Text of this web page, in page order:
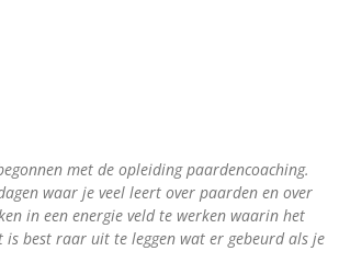
met de opleiding paardencoaching.
waar je veel leert over paarden en over
in een energie veld te werken waarin het
is best raar uit te leggen wat er gebeurd als je